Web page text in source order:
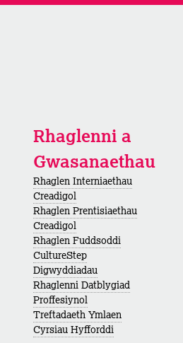
Rhaglenni a
Gwasanaethau
Rhaglen Interniaethau
Creadigol
Rhaglen Prentisiaethau
Creadigol
Rhaglen Fuddsoddi
CultureStep
Digwyddiadau
Rhaglenni Datblygiad
Proffesiynol
Treftadaeth Ymlaen
Cyrsiau Hyfforddi